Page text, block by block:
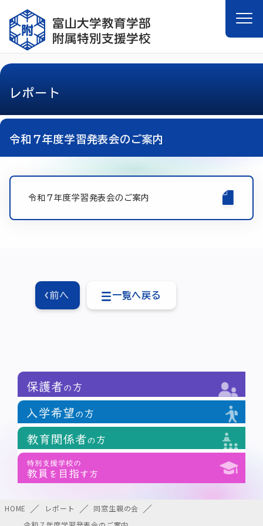
レポート
令和７年度学習発表会のご案内
令和７年度学習発表会のご案内
一覧へ戻る
前へ
HOME レポート
同窓生親の会